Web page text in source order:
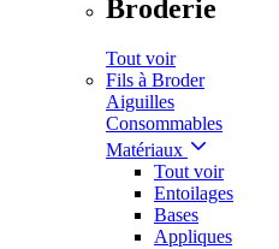
Broderie
Tout voir
Fils à Broder
Aiguilles
Consommables
Matériaux
Tout voir
Entoilages
Bases
Appliques